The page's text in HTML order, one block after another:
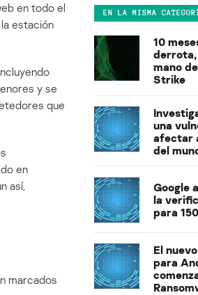
en todo el
la estación
y se
que
en
así,
marcados
EN LA MISMA
10
derrota,
mano
Strike
una
afectar
del
Google
la
para
El
para